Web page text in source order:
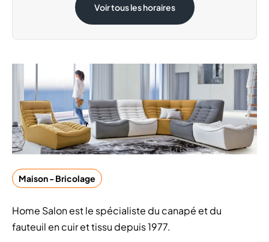
Voir tous les horaires
Maison - Bricolage
Home Salon est le spécialiste du canapé et du
fauteuil en cuir et tissu depuis 1977.